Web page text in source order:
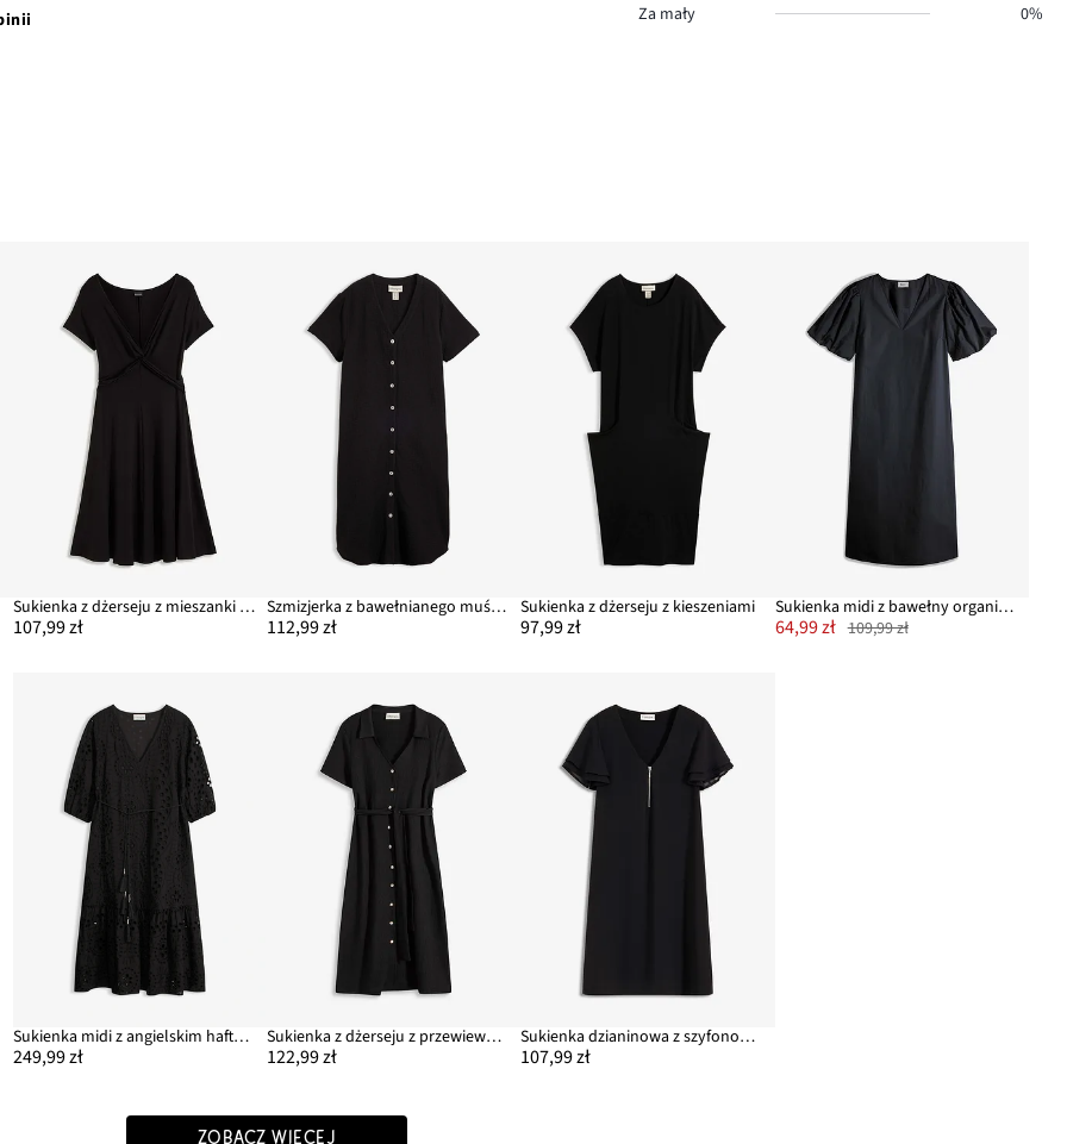
Za mały 0%
Sukienka z dżerseju z mieszanki wiskozy
107,99 zł
Szmizjerka z bawełnianego muślinu
112,99 zł
Sukienka z dżerseju z kieszeniami
97,99 zł
Sukienka midi z bawełny organicznej
64,99 zł 109,99 zł
Sukienka midi z angielskim haftem, uszyta z czystej bawełny
249,99 zł
Sukienka z dżerseju z przewiewnej krepy
122,99 zł
Sukienka dzianinowa z szyfonowymi rękawami
107,99 zł
ZOBACZ WIĘCEJ